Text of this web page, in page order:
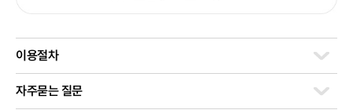
이용절차
자주묻는 질문